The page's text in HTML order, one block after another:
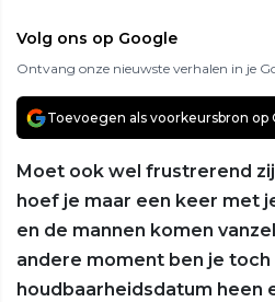
Volg ons op Google
Ontvang onze nieuwste verhalen in je
Toevoegen als voorkeursbron op
Moet ook wel frustrerend
hoef je maar een keer met
en de mannen komen
andere moment ben je
houdbaarheidsdatum heen